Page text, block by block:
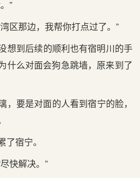
”
区那边，我帮你打点过了。”
想到‌后‌续的顺利也有宿明川的手
什么对面会狗急跳墙，原来到‌了
，要是‌对面的人看到‌宿宁的脸，
宿宁。
快解决。”